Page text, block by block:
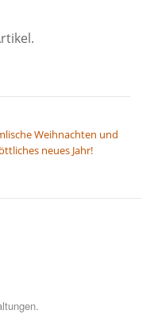
Weihnachten und
neues Jahr!